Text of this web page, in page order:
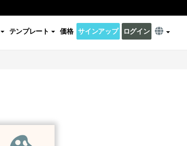
テンプレート 価格 サインアップ ログイン